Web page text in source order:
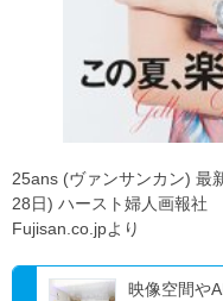
25ans (ヴァンサンカン) 最
28日) ハースト婦人画報社
Fujisan.co.jpより
映像空間や